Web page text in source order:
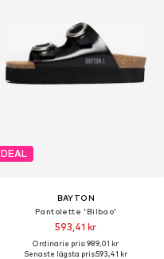
DEAL
BAYTON
Pantolette 'Bilbao'
593,41 kr
Ordinarie pris: 989,01 kr
Senaste lägsta pris:593,41 kr